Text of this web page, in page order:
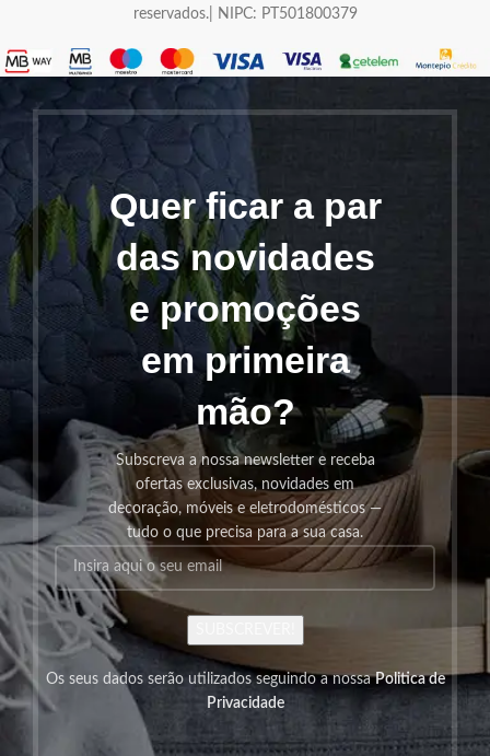
reservados.| NIPC: PT501800379
Quer ficar a par
das novidades
e promoções
em primeira
mão?
Subscreva a nossa newsletter e receba
ofertas exclusivas, novidades em
decoração, móveis e eletrodomésticos —
tudo o que precisa para a sua casa.
Os seus dados serão utilizados seguindo a nossaPolitica de
Privacidade